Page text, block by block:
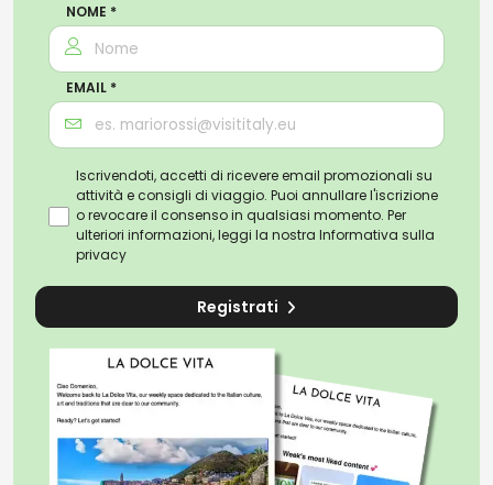
NOME *
EMAIL *
Iscrivendoti, accetti di ricevere email promozionali su
attività e consigli di viaggio. Puoi annullare l'iscrizione
o revocare il consenso in qualsiasi momento. Per
ulteriori informazioni, leggi la nostra Informativa sulla
privacy
Registrati